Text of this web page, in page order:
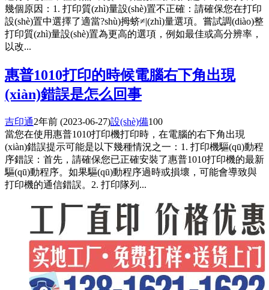
幾個原因：1. 打印質(zhì)量設(shè)置不正確：請確保您在打印
設(shè)置中選擇了適當?shù)拇蛴≠|(zhì)量選項。嘗試調(diào)整
打印質(zhì)量設(shè)置為更高的選項，例如最佳或高分辨率，
以改...
惠普1010打印的時候電腦右下角出現
(xiàn)錯誤是怎么回事
吉印通2年前 (2023-06-27)設(shè)備100
當您在使用惠普1010打印機打印時，在電腦的右下角出現
(xiàn)錯誤提示可能是以下幾種情況之一：1. 打印機驅(qū)動程
序錯誤：首先，請確保您已正確安裝了惠普1010打印機的最新
驅(qū)動程序。如果驅(qū)動程序過時或損壞，可能會導致與
打印機的通信錯誤。2. 打印隊列...